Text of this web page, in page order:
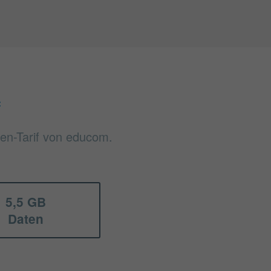
Tarif von educom.
5,5 GB
Daten